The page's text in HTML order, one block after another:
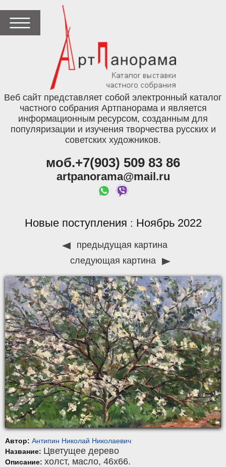
Веб сайт представляет собой электронный каталог
частного собрания Артпанорама и является
информационным ресурсом, созданным для
популяризации и изучения творчества русских и
советских художников.
моб.+7(903) 509 83 86
artpanorama@mail.ru
Новые поступления : Ноябрь 2022
предыдущая картина
следующая картина
Автор: Антипин Николай Николаевич
Название: Цветущее дерево
Описание: холст, масло, 46x66.